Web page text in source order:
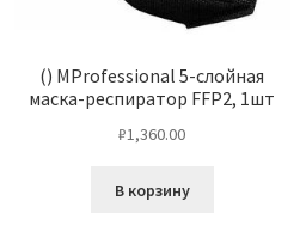
() MProfessional 5-слойная
маска-респиратор FFP2, 1шт
₽1,360.00
В корзину